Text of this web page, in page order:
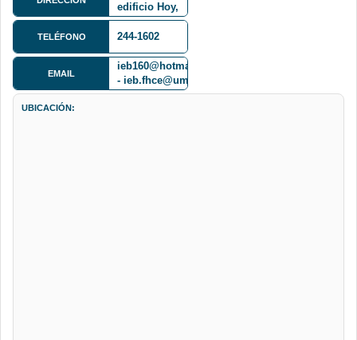
edificio Hoy,
piso 2
TELÉFONO 244-1602
EMAIL
ieb160@hotmail.com
- ieb.fhce@umsa.bo
UBICACIÓN: